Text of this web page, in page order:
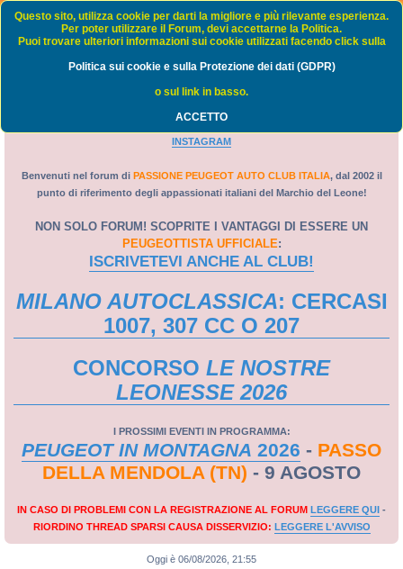
Passione Peugeot Auto Club Italia - FORUM
GRUPPO FACEBOOK
INSTAGRAM
Benvenuti nel forum di PASSIONE PEUGEOT AUTO CLUB ITALIA, dal 2002 il
punto di riferimento degli appassionati italiani del Marchio del Leone!
NON SOLO FORUM! SCOPRITE I VANTAGGI DI ESSERE UN
PEUGEOTTISTA UFFICIALE:
ISCRIVETEVI ANCHE AL CLUB!
MILANO AUTOCLASSICA: CERCASI
1007, 307 CC O 207
CONCORSO LE NOSTRE
LEONESSE 2026
I PROSSIMI EVENTI IN PROGRAMMA:
PEUGEOT IN MONTAGNA 2026 - PASSO
DELLA MENDOLA (TN) - 9 AGOSTO
IN CASO DI PROBLEMI CON LA REGISTRAZIONE AL FORUM LEGGERE QUI -
RIORDINO THREAD SPARSI CAUSA DISSERVIZIO: LEGGERE L'AVVISO
Oggi è 06/08/2026, 21:55
Questo sito, utilizza cookie per darti la migliore e più rilevante esperienza.
Per poter utilizzare il Forum, devi accettarne la Politica.
Puoi trovare ulteriori informazioni sui cookie utilizzati facendo click sulla
Politica sui cookie e sulla Protezione dei dati (GDPR)
o sul link in basso.
ACCETTO